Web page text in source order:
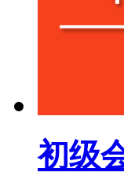
初级